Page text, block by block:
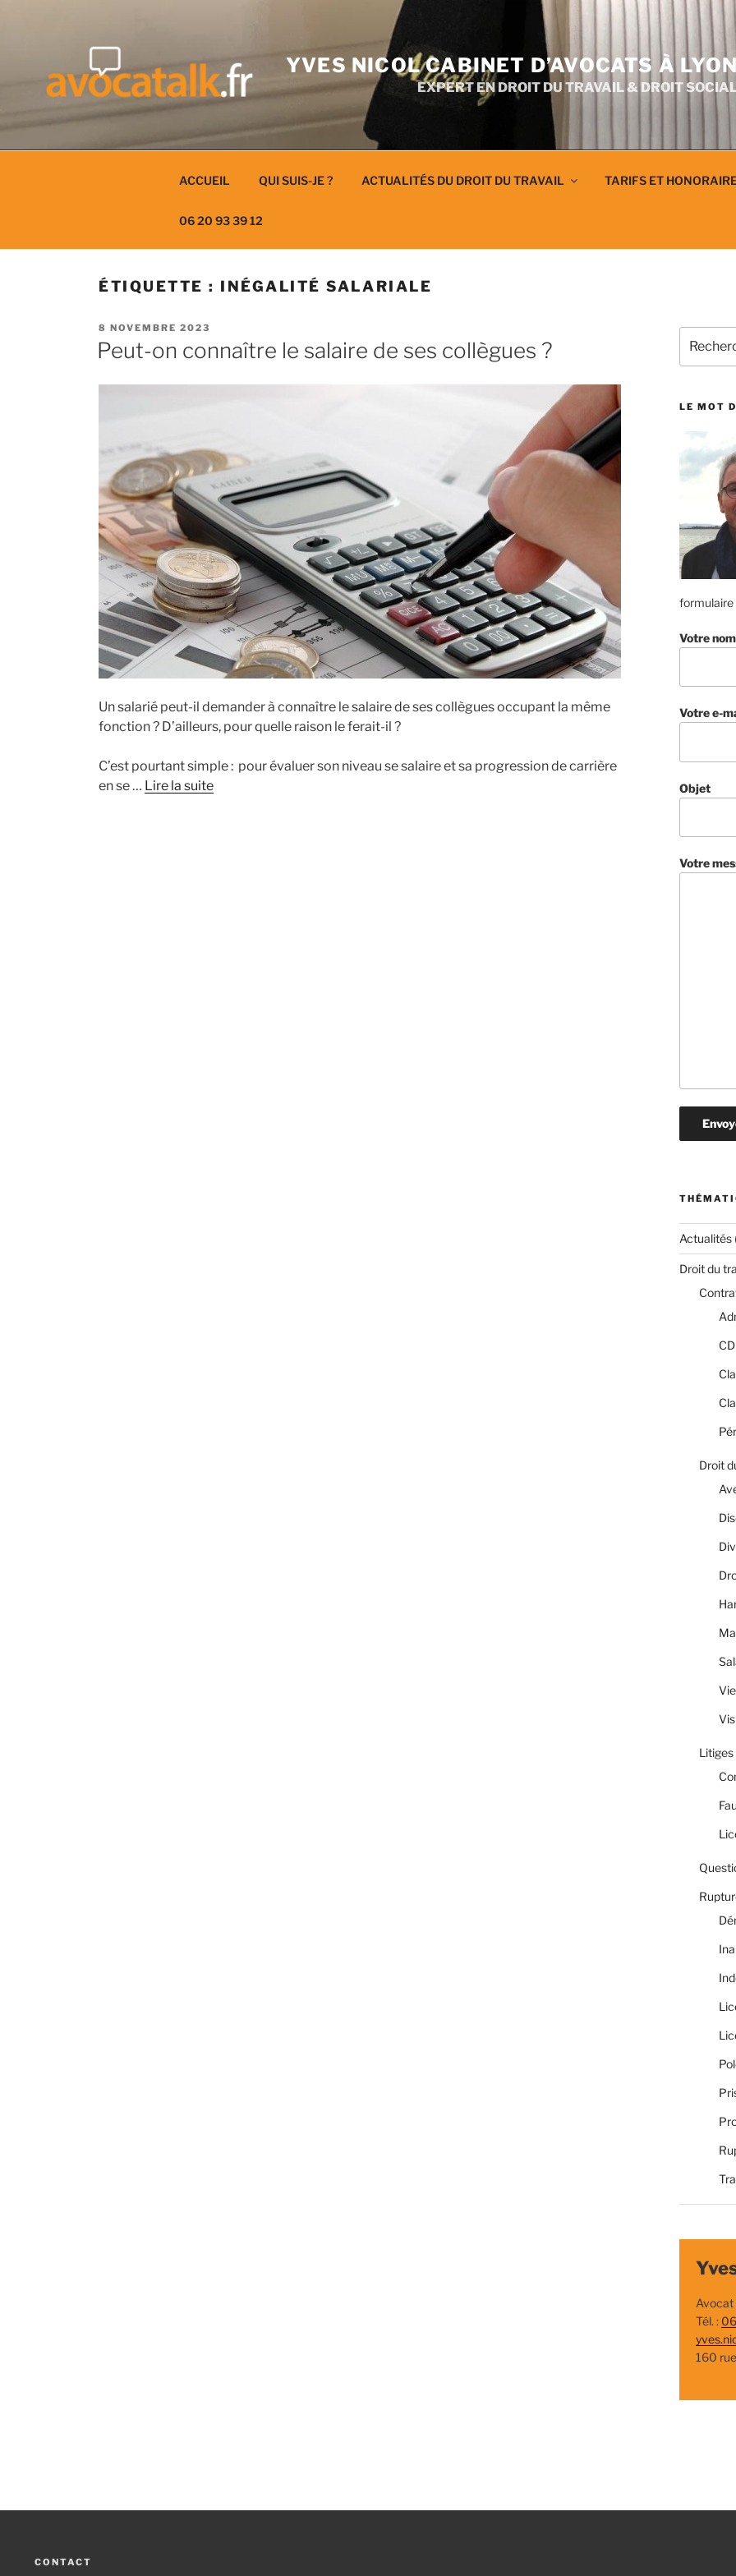
YVES NICOL CABINET D’AVOCATS À
EXPERT EN DROIT DU TRAVAIL & DROIT
ACCUEIL QUI SUIS-JE ? ACTUALITÉS DU DROIT DU TRAVAIL TARIFS ET
06 20 93 39 12
ÉTIQUETTE : INÉGALITÉ SALARIALE
PUBLIÉ
LE
8 NOVEMBRE 2023
Peut-on connaître le salaire de ses collègues ?
Un salarié peut-il demander à connaître le salaire de ses collègues occupant la même
fonction ? D’ailleurs, pour quelle raison le ferait-il ?
C’est pourtant simple : pour évaluer son niveau se salaire et sa progression de carrière
en se … Lire la suite
pour
LE MOT
formulaire
Votre nom
Votre e-
Objet
Votre
Actualités
Droit du
Droit
Litiges
Avocat
Tél. :
160
CONTACT